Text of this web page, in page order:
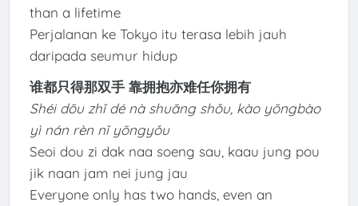
than a lifetime
Perjalanan ke Tokyo itu terasa lebih jauh
daripada seumur hidup
谁都只得那双手 靠拥抱亦难任你拥有
Shéi dōu zhǐ dé nà shuāng shǒu, kào yōngbào
yì nán rèn nǐ yōngyǒu
Seoi dou zi dak naa soeng sau, kaau jung pou
jik naan jam nei jung jau
Everyone only has two hands, even an